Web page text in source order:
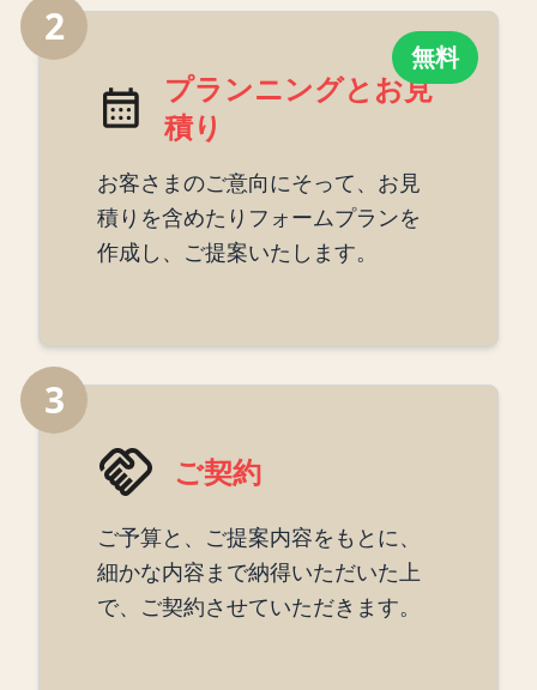
2
無料
プランニングとお見
積り
お客さまのご意向にそって、お見
積りを含めたりフォームプランを
作成し、ご提案いたします。
3
ご契約
ご予算と、ご提案内容をもとに、
細かな内容まで納得いただいた上
で、ご契約させていただきます。